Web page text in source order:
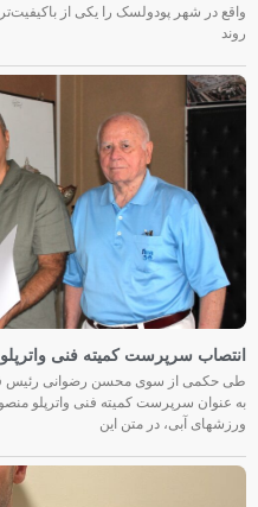
واقع در شهر پودولسک را یکی از
روند
انتصاب سرپرست کمیته فنی
طی حکمی از سوی محسن رضوانی رئیس
به عنوان سرپرست کمیته فنی واترپلو
ورزشهای آبی، در متن این